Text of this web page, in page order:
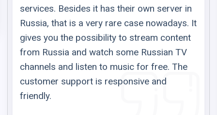
services. Besides it has their own server in
Russia, that is a very rare case nowadays. It
gives you the possibility to stream content
from Russia and watch some Russian TV
channels and listen to music for free. The
customer support is responsive and
friendly.